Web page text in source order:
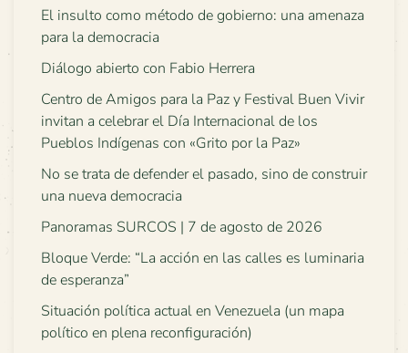
El insulto como método de gobierno: una amenaza
para la democracia
Diálogo abierto con Fabio Herrera
Centro de Amigos para la Paz y Festival Buen Vivir
invitan a celebrar el Día Internacional de los
Pueblos Indígenas con «Grito por la Paz»
No se trata de defender el pasado, sino de construir
una nueva democracia
Panoramas SURCOS | 7 de agosto de 2026
Bloque Verde: “La acción en las calles es luminaria
de esperanza”
Situación política actual en Venezuela (un mapa
político en plena reconfiguración)